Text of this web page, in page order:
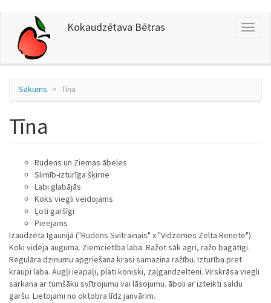
galveno
saturu
Kokaudzētava Bētras
Sākums Tīna
Tīna
Rudens un Ziemas ābeles
Slimīb-izturīga šķirne
Labi glabājās
Koks viegli veidojams
Ļoti garšīgi
Pieejams
Izaudzēta Igaunijā ("Rudens Svītrainais" x "Vidzemes Zelta Renete").
Koki vidēja auguma. Ziemcietība laba. Ražot sāk agri, ražo bagātīgi.
Regulāra dzinumu apgriešana krasi samazina ražību. Izturība pret
kraupi laba. Augļi ieapaļi, plati koniski, zaļgandzelteni. Virskrāsa viegli
sarkana ar tumšāku svītrojumu vai lāsojumu. āboli ar izteikti saldu
garšu. Lietojami no oktobra līdz janvārim.